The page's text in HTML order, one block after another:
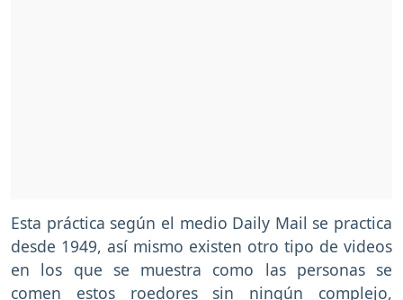
Esta práctica según el medio Daily Mail se practica
desde 1949, así mismo existen otro tipo de videos
en los que se muestra como las personas se
comen estos roedores sin ningún complejo,